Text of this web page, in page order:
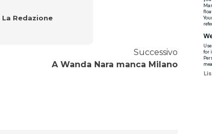
La Redazione
Successivo
A Wanda Nara manca Milano